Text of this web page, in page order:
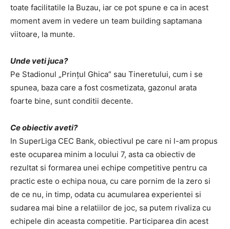
toate facilitatile la Buzau, iar ce pot spune e ca in acest
moment avem in vedere un team building saptamana
viitoare, la munte.
Unde veti juca?
Pe Stadionul „Prințul Ghica” sau Tineretului, cum i se
spunea, baza care a fost cosmetizata, gazonul arata
foarte bine, sunt conditii decente.
Ce obiectiv aveti?
In SuperLiga CEC Bank, obiectivul pe care ni l-am propus
este ocuparea minim a locului 7, asta ca obiectiv de
rezultat si formarea unei echipe competitive pentru ca
practic este o echipa noua, cu care pornim de la zero si
de ce nu, in timp, odata cu acumularea experientei si
sudarea mai bine a relatiilor de joc, sa putem rivaliza cu
echipele din aceasta competitie. Participarea din acest